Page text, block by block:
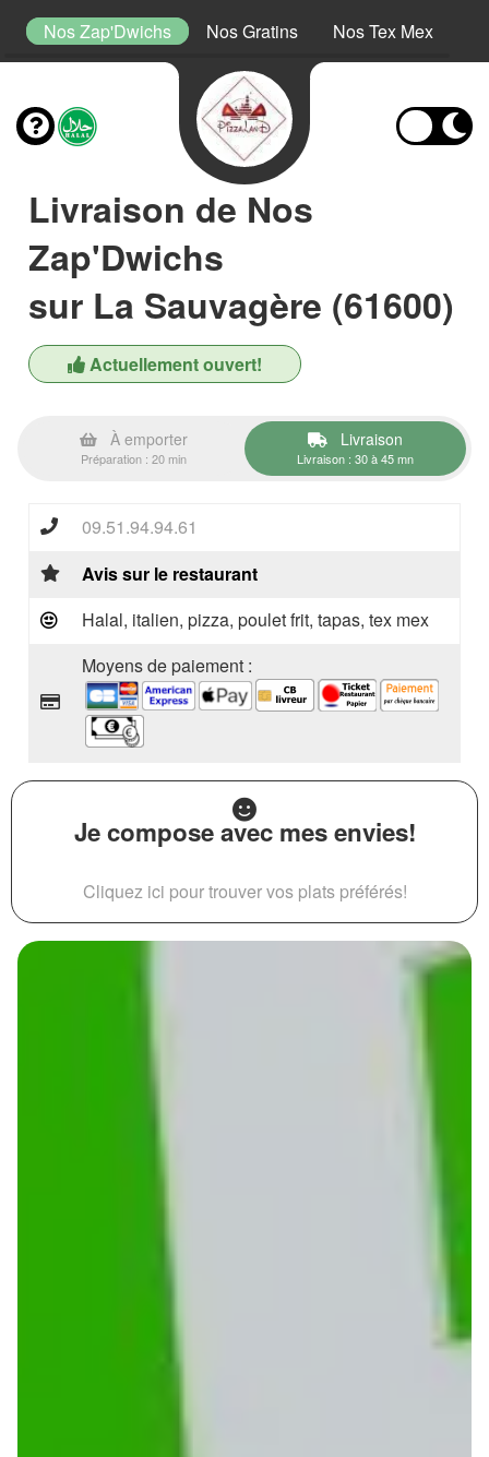
Nos Zap'Dwichs Nos Gratins Nos Tex Mex
Livraison de Nos
Zap'Dwichs
sur La Sauvagère (61600)
Actuellement ouvert!
À emporter
Préparation : 20 min
Livraison
Livraison : 30 à 45 mn
09.51.94.94.61
Avis sur le restaurant
Halal, italien, pizza, poulet frit, tapas, tex mex
Moyens de paiement :
Je compose avec mes envies!
Cliquez ici pour trouver vos plats préférés!